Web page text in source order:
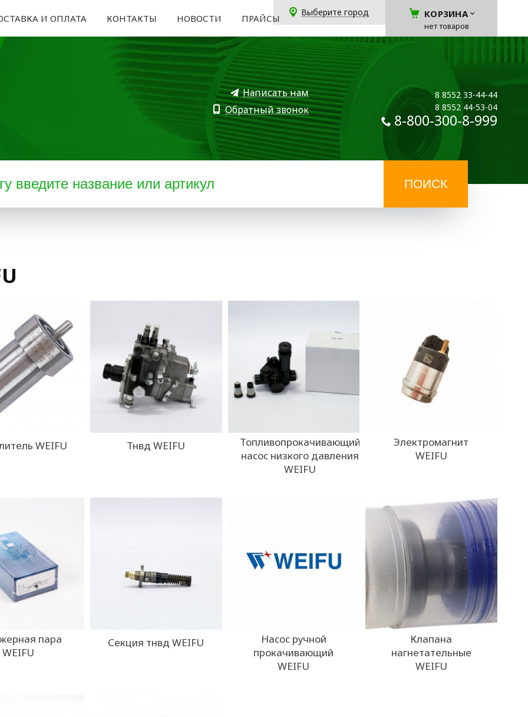
И ОПЛАТА КОНТАКТЫ НОВОСТИ ПРАЙСЫ
Выберите город КОРЗИНА
нет товаров
Написать нам
Обратный звонок
8 8552 33-44-44
8 8552 44-53-04
8-800-300-8-999
WEIFU Тнвд WEIFU
Топливопрокачивающий
насос низкого давления
WEIFU
Электромагнит
WEIFU
пара
WEIFU
Секция тнвд WEIFU
Насос ручной
прокачивающий
WEIFU
Клапана
нагнетательные
WEIFU